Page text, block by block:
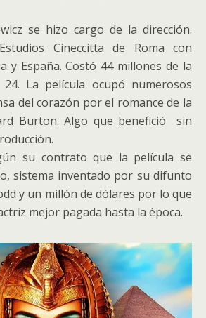
se hizo cargo de la dirección.
Cineccitta de Roma con
y España. Costó 44 millones de la
La película ocupó numerosos
del corazón por el romance de la
Burton. Algo que benefició sin
su contrato que la película se
sistema inventado por su difunto
y un millón de dólares por lo que
mejor pagada hasta la época.